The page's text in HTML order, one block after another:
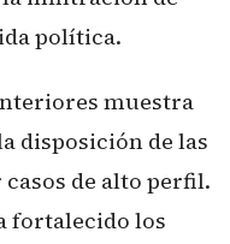
política.
muestra
disposición de las
de alto perfil.
fortalecido los